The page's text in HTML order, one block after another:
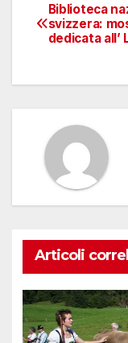
articoli
Biblioteca
svizzera:
dedicata all’
Articoli